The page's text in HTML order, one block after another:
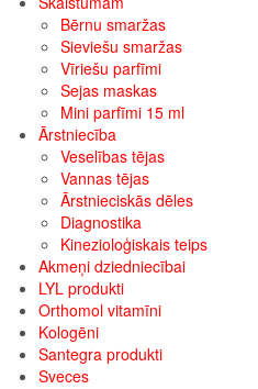
Bērnu smaržas
Sieviešu smaržas
Vīriešu parfīmi
Sejas maskas
Mini parfīmi 15 ml
Ārstniecība
Veselības tējas
Vannas tējas
Ārstnieciskās dēles
Diagnostika
Kinezioloģiskais teips
Akmeņi dziedniecībai
LYL produkti
Orthomol vitamīni
Kologēni
Santegra produkti
Sveces